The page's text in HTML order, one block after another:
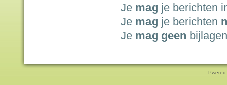
Je mag je berichten
Je mag je berichten
Je mag geen